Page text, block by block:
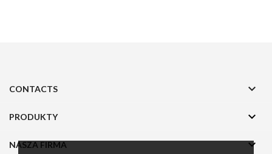
CONTACTS 
PRODUKTY 
NASZA FIRMA 